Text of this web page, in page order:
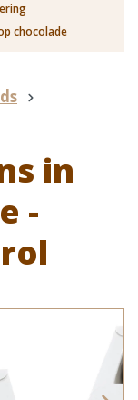
chocolade
in
-